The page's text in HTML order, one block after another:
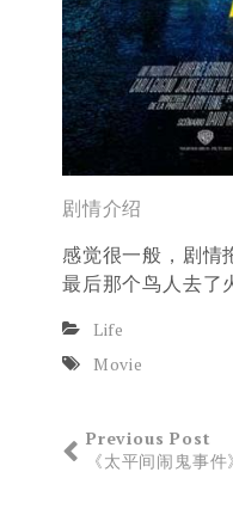
剧情介绍
感觉很一般，剧情
最后那个鸟人去了
Life
Movie
Previous Post
《太平间闹鬼事件》